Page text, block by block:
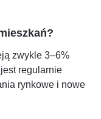
zwykle 3–6%
regularnie
rynkowe i nowe